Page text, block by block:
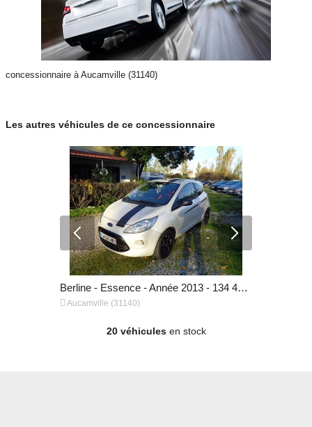
concessionnaire à Aucamville (31140)
Les autres véhicules de ce concessionnaire
Berline - Essence - Année 2013 - 134 401 km, 6 500 €
 Aucamville (31140)
20 véhiculesen stock